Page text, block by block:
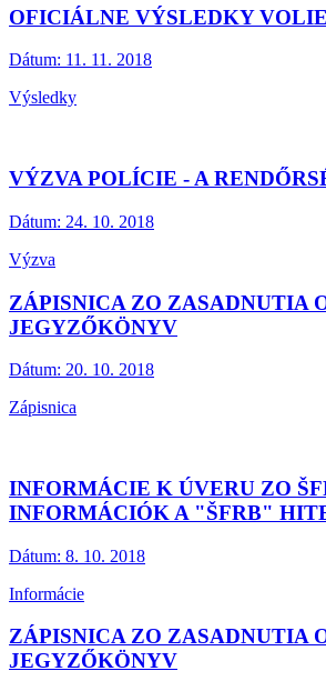
OFICIÁLNE VÝSLEDKY
Dátum: 11. 11. 2018
Výsledky
VÝZVA POLÍCIE - A
Dátum: 24. 10. 2018
Výzva
ZÁPISNICA ZO ZASADNUTIA
JEGYZŐKÖNYV
Dátum: 20. 10. 2018
Zápisnica
INFORMÁCIE K ÚVERU ZO
INFORMÁCIÓK A "ŠFRB"
Dátum: 8. 10. 2018
Informácie
ZÁPISNICA ZO ZASADNUTIA
JEGYZŐKÖNYV